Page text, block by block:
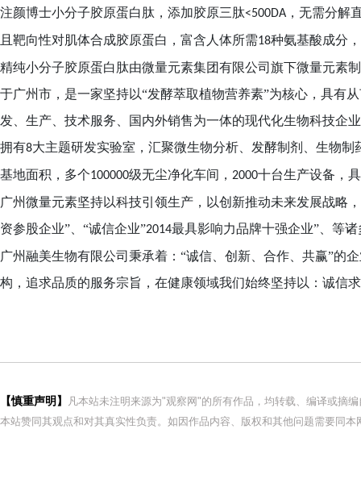
注颜博士小分子胶原蛋白肽，添加胶原三肽<500DA ，无需分解
且靶向性对肌体合成胶原蛋白，富含人体所需18种氨基酸成分
精纯小分子胶原蛋白肽由微量元素集团有限公司旗下微量元素
于广州市，是一家坚持以“发酵萃取植物营养素”为核心，具有
发、生产、技术服务、国内外销售为一体的现代化生物科技企
拥有8大主题研发实验室，汇聚微生物分析、发酵制剂、生物
基地面积，多个100000级无尘净化车间， 2000十台生产设备，
广州微量元素坚持以科技引领生产，以创新推动未来发展战略
资参股企业”、“诚信企业”2014最具影响力品牌十强企业”、等
广州融美生物有限公司秉承着： “诚信、创新、合作、共赢”的
构，追求品质的服务宗旨，在健康领域我们始终坚持以：诚信
【慎重声明】
凡本站未注明来源为"观察网"的所有作品，均转载、编译或摘
本站赞同其观点和对其真实性负责。如因作品内容、版权和其他问题需要同本